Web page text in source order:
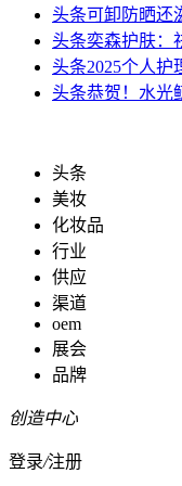
头条可卸防晒还
头条奕森护肤：
头条2025个人护
头条恭贺！水光
头条
美妆
化妆品
行业
供应
渠道
oem
展会
品牌
创造中心
登录/注册